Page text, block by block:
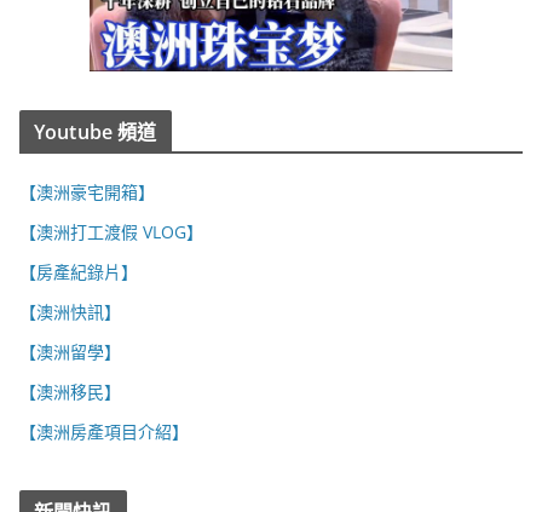
Youtube 頻道
【澳洲豪宅開箱】
【澳洲打工渡假 VLOG】
【房產紀錄片】
【澳洲快訊】
【澳洲留學】
【澳洲移民】
【澳洲房產項目介紹】